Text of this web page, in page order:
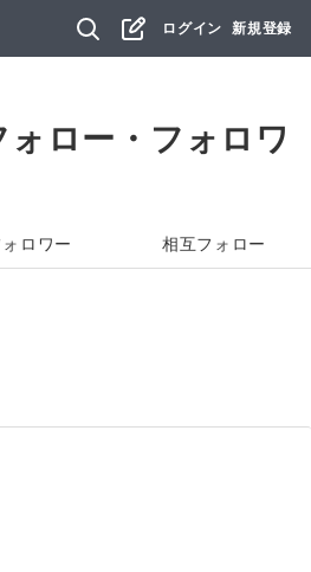
ログイン 新規登録
ォロー・フォロワ
ォロワー 相互フォロー